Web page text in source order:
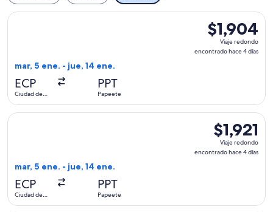
$1,904
Viaje
redondo,
$1,904
Viaje redondo
encontrado hace 4 días
mar, 5 ene. - jue, 14 ene.
ECP
Ciudad de
PPT
Papeete
Seleccionar vuelo de United, con salida el mar, 5 ene.
$1,921
Viaje
redondo,
$1,921
Viaje redondo
encontrado hace 4 días
mar, 5 ene. - jue, 14 ene.
ECP
Ciudad de
PPT
Papeete
Seleccionar vuelo de United, con salida el mar, 5 ene.